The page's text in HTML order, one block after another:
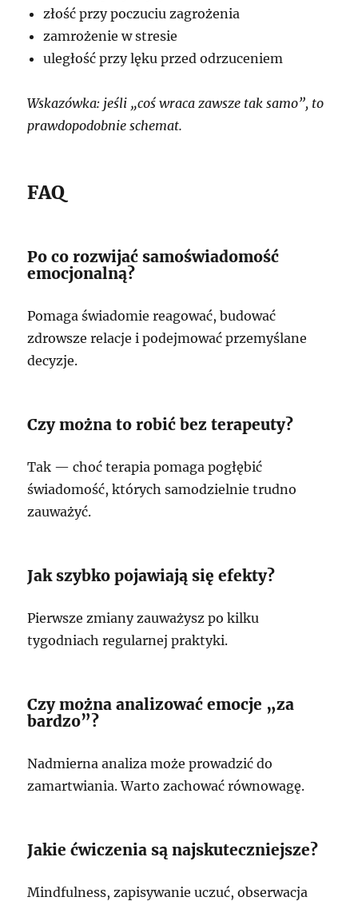
złość przy poczuciu zagrożenia
zamrożenie w stresie
uległość przy lęku przed odrzuceniem
Wskazówka: jeśli „coś wraca zawsze tak samo”, to
prawdopodobnie schemat.
FAQ
Po co rozwijać samoświadomość
emocjonalną?
Pomaga świadomie reagować, budować
zdrowsze relacje i podejmować przemyślane
decyzje.
Czy można to robić bez terapeuty?
Tak — choć terapia pomaga pogłębić
świadomość, których samodzielnie trudno
zauważyć.
Jak szybko pojawiają się efekty?
Pierwsze zmiany zauważysz po kilku
tygodniach regularnej praktyki.
Czy można analizować emocje „za
bardzo”?
Nadmierna analiza może prowadzić do
zamartwiania. Warto zachować równowagę.
Jakie ćwiczenia są najskuteczniejsze?
Mindfulness, zapisywanie uczuć, obserwacja